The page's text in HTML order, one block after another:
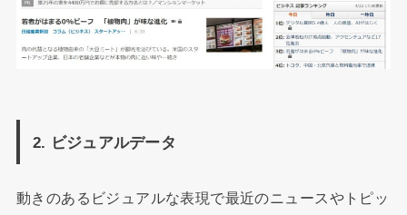
2. ビジュアルデータ
動きのあるビジュアルな表現で最近のニュースやトピッ